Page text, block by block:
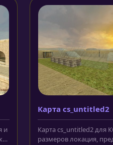
и
Карта cs_untitled2
Карта cs_untitled2 для
размеров локация,